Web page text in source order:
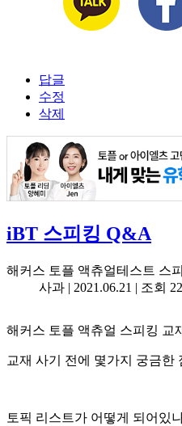
답글
수정
삭제
iBT 스피킹 Q&A
해커스 토플 액츄얼테스트 스
사과 | 2021.06.21 | 조회
해커스 토플 액츄얼 스피킹 교
교재 사기 전에 몇가지 궁금한
토픽 리스트가 어떻게 되어있